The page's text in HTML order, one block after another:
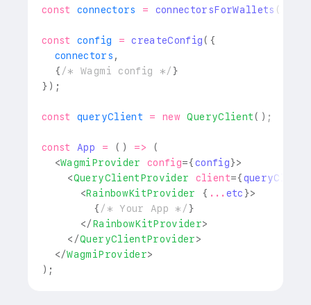
const connectors = connectorsForWallets (
const config = createConfig( {
  connectors
,
{ /* Wagmi config */ }
} ) ;
const queryClient = new QueryClient( ) ;
const App = ( ) =>
(
<WagmiProvider config={config}>
<QueryClientProvider client={queryClient
<RainbowKitProvider { ... etc }>
{ /* Your App */ }
</RainbowKitProvider>
</QueryClientProvider>
</WagmiProvider>
) ;